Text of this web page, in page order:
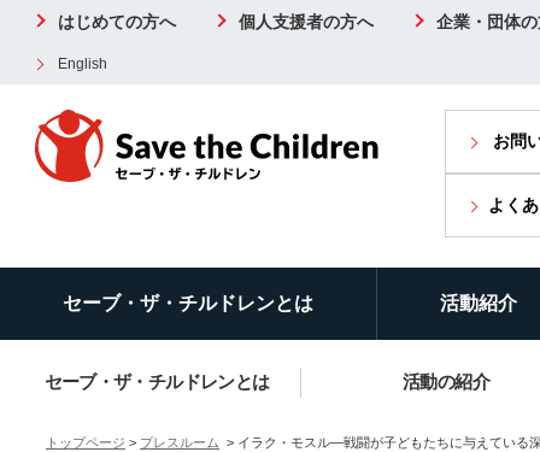
はじめての方へ 個人支援者の方へ 企業・団体
English
お問
よく
セーブ・ザ・チルドレンとは 活動紹介
セーブ・ザ・チルドレンとは 活動の紹介
トップページ > プレスルーム > イラク・モスル―戦闘が子どもたちに与えている